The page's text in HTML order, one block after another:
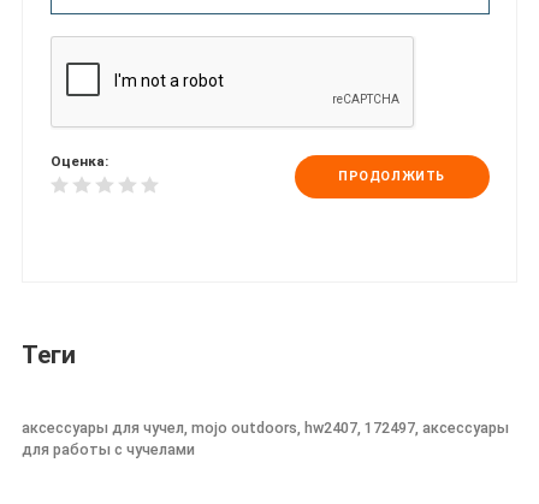
Оценка:
ПРОДОЛЖИТЬ
Теги
аксессуары для чучел, mojo outdoors, hw2407, 172497, аксессуары
для работы с чучелами